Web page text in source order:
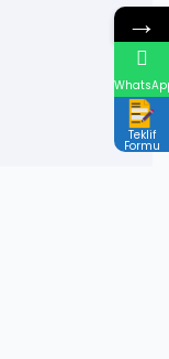
→
Teklif
Formu